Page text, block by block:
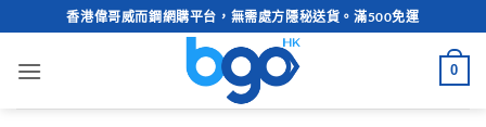
to
content
香港偉哥威而鋼網購平台，無需處方隱秘送貨。滿500免運
0